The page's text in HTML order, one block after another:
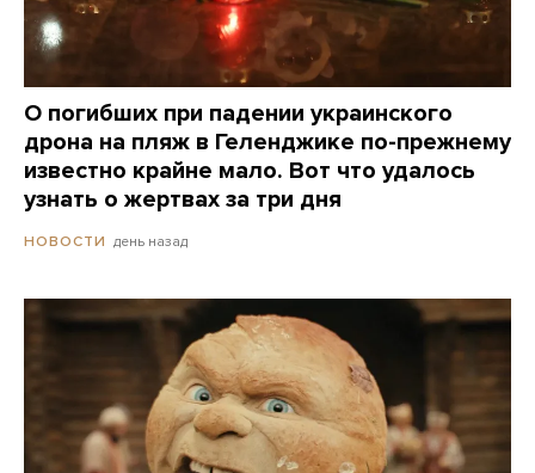
О погибших при падении украинского
дрона на пляж в Геленджике по-прежнему
известно крайне мало. Вот что удалось
узнать о жертвах за три дня
НОВОСТИ день назад